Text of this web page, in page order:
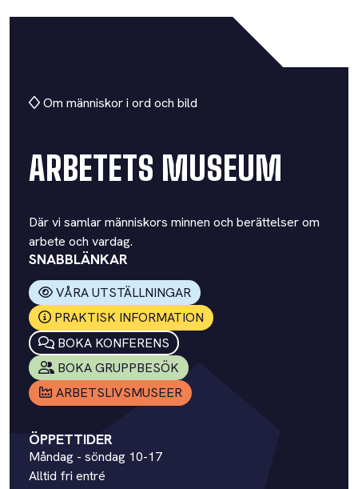
Om människor i ord och bild
ARBETETS MUSEUM
Där vi samlar människors minnen och berättelser om
arbete och vardag.
SNABBLÄNKAR
VÅRA UTSTÄLLNINGAR
PRAKTISK INFORMATION
BOKA KONFERENS
BOKA GRUPPBESÖK
ARBETSLIVSMUSEER
ÖPPETTIDER
Måndag - söndag 10-17
Alltid fri entré